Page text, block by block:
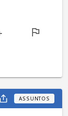
ASSUNTOS